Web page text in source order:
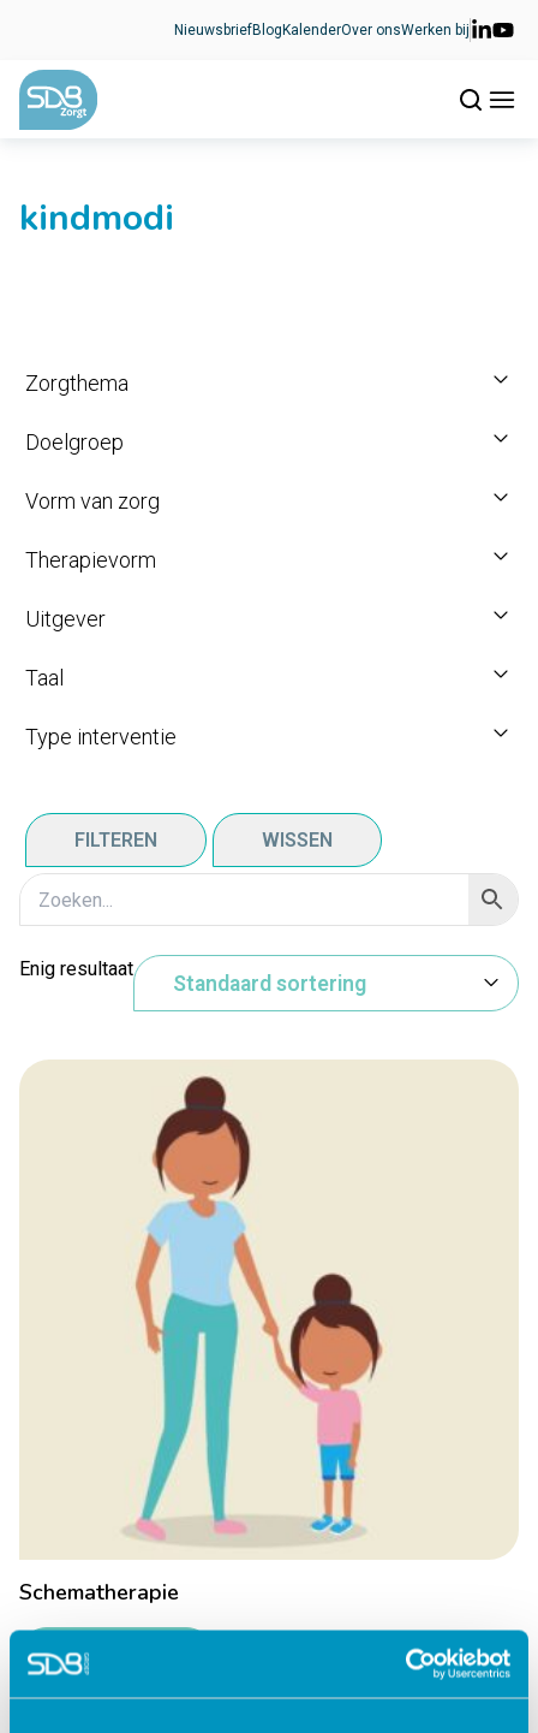
NieuwsbriefBlog KalenderOver onsWerken bij
kindmodi
Zorgthema
Doelgroep
Vorm van zorg
Therapievorm
Uitgever
Taal
Type interventie
FILTEREN WISSEN
Enig resultaat
Schematherapie
Lees verder